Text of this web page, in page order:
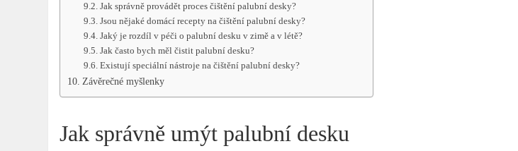
Jak správně provádět proces čištění palubní desky?
Jsou nějaké domácí recepty na čištění palubní desky?
Jaký je rozdíl v péči o palubní desku v zimě a v létě?
Jak často bych měl čistit palubní desku?
Existují speciální nástroje na čištění palubní desky?
Závěrečné myšlenky
Jak správně umýt palubní desku